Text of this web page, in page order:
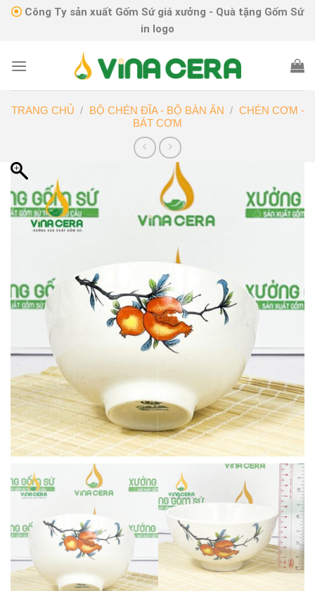
Skip Công Ty sản xuất Gốm Sứ giá xưởng - Quà tặng Gốm Sứ
in logo
TRANG CHỦ / BỘ CHÉN ĐĨA - BỘ BÀN ĂN / CHÉN CƠM -
BÁT CƠM